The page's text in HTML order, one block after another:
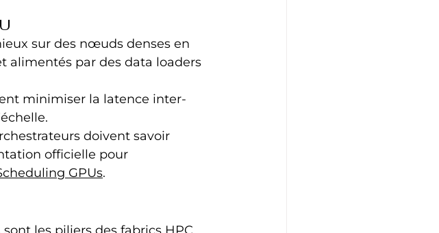
sur des nœuds denses en
alimentés par des data loaders
minimiser la latence inter-
doivent savoir
officielle pour
GPUs.
les piliers des fabrics HPC